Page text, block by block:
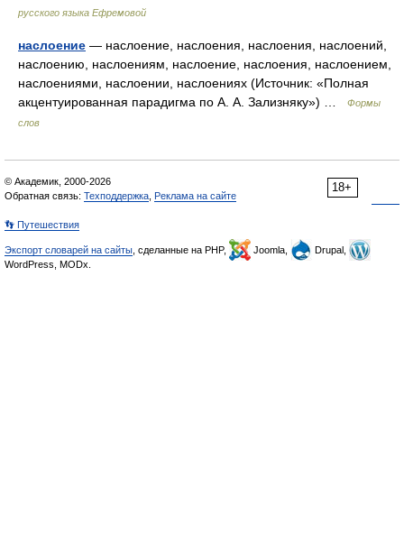
русского языка Ефремовой
наслоение — наслоение, наслоения, наслоения, наслоений,
наслоению, наслоениям, наслоение, наслоения, наслоением,
наслоениями, наслоении, наслоениях (Источник: «Полная
акцентуированная парадигма по А. А. Зализняку») …
Формы
слов
18+
© Академик, 2000-2026
Обратная связь: Техподдержка Реклама на сайте
👣 Путешествия
Экспорт словарей на сайты , сделанные на PHP, Joomla,
Drupal,
WordPress, MODx.